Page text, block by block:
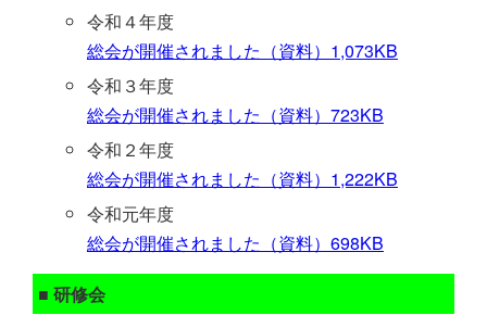
令和４年度
総会が開催されました（資料）1,073KB
令和３年度
総会が開催されました（資料）723KB
令和２年度
総会が開催されました（資料）1,222KB
令和元年度
総会が開催されました（資料）698KB
■ 研修会